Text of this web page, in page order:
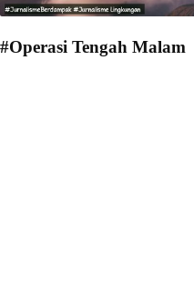
#Operasi Tengah Malam